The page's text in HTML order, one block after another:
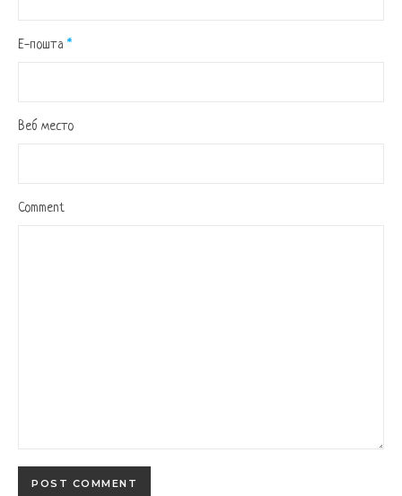
Е-пошта *
Веб место
Comment